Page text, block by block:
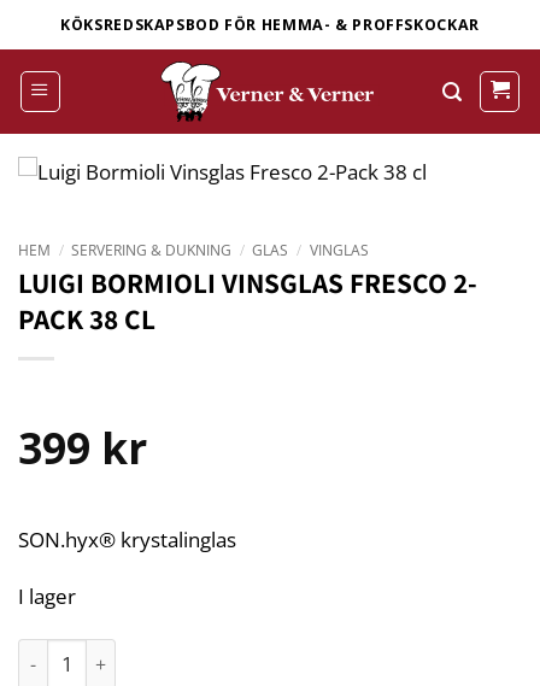
to
content
KÖKSREDSKAPSBOD FÖR HEMMA- & PROFFSKOCKAR
HEM / SERVERING & DUKNING / GLAS / VINGLAS
LUIGI BORMIOLI VINSGLAS FRESCO 2-
PACK 38 CL
399 kr
SON.hyx® krystalinglas
I lager